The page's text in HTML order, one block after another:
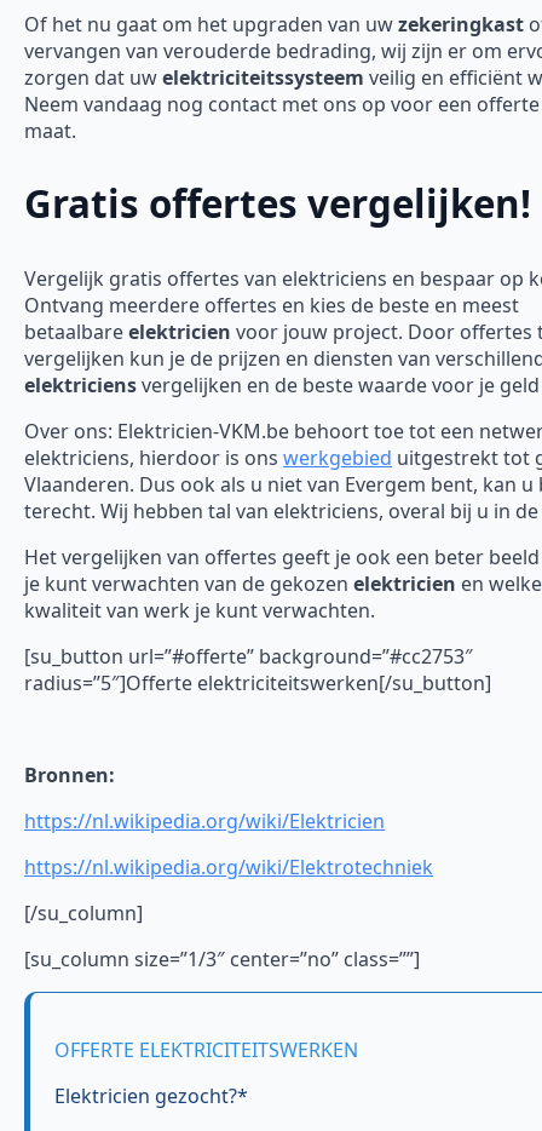
Of het nu gaat om het upgraden van uwzekeringkast
vervangen van verouderde bedrading, wij zijn er om
zorgen dat uwelektriciteitssysteem veilig en efficiënt
Neem vandaag nog contact met ons op voor een
maat.
Gratis offertes vergelijken!
Vergelijk gratis offertes van elektriciens en bespaar op
Ontvang meerdere offertes en kies de beste en meest
betaalbareelektricien voor jouw project. Door offertes
vergelijken kun je de prijzen en diensten van
elektriciensvergelijken en de beste waarde voor je
Over ons: Elektricien-VKM.be behoort toe tot een
elektriciens, hierdoor is ons werkgebied uitgestrekt tot
Vlaanderen. Dus ook als u niet van Evergem bent, kan u
terecht. Wij hebben tal van elektriciens, overal bij u in
Het vergelijken van offertes geeft je ook een beter
je kunt verwachten van de gekozen elektricien en welke
kwaliteit van werk je kunt verwachten.
[su_button url=”#offerte” background=”#cc2753″
radius=”5″]Offerte elektriciteitswerken[/su_button]
Bronnen:
https://nl.wikipedia.org/wiki/Elektricien
https://nl.wikipedia.org/wiki/Elektrotechniek
[/su_column]
[su_column size=”1/3″ center=”no” class=””]
OFFERTE ELEKTRICITEITSWERKEN
Elektricien gezocht?*